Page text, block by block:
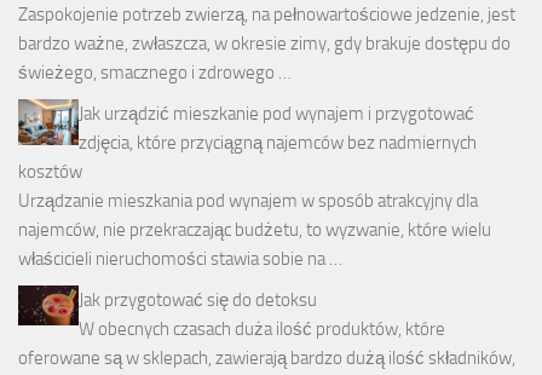
Zaspokojenie potrzeb zwierzą, na pełnowartościowe jedzenie, jest
bardzo ważne, zwłaszcza, w okresie zimy, gdy brakuje dostępu do
świeżego, smacznego i zdrowego …
Jak urządzić mieszkanie pod wynajem i przygotować
zdjęcia, które przyciągną najemców bez nadmiernych
kosztów
Urządzanie mieszkania pod wynajem w sposób atrakcyjny dla
najemców, nie przekraczając budżetu, to wyzwanie, które wielu
właścicieli nieruchomości stawia sobie na …
Jak przygotować się do detoksu
W obecnych czasach duża ilość produktów, które
oferowane są w sklepach, zawierają bardzo dużą ilość składników,